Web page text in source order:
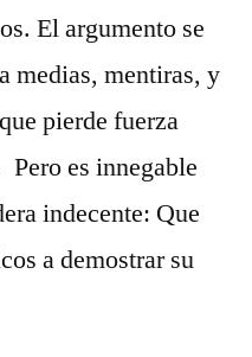
El argumento se
medias, mentiras, y
pierde fuerza
es innegable
indecente: Que
a demostrar su